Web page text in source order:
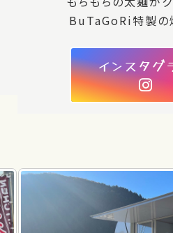
BuTaGoRi特製の
インスタグ